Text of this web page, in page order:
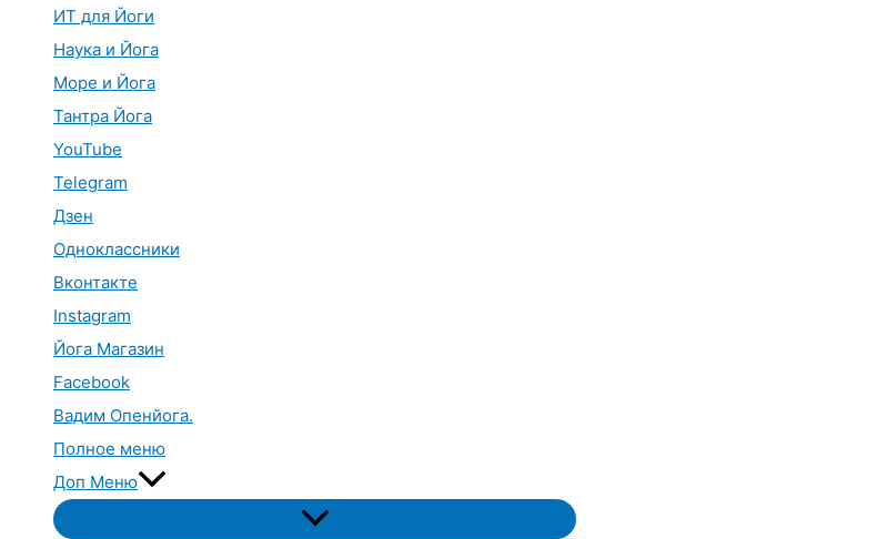
ИТ для Йоги
Наука и Йога
Море и Йога
Тантра Йога
YouTube
Telegram
Дзен
Одноклассники
Вконтакте
Instagram
Йога Магазин
Facebook
Вадим Опенйога.
Полное меню
Доп Меню
Переключатель
меню